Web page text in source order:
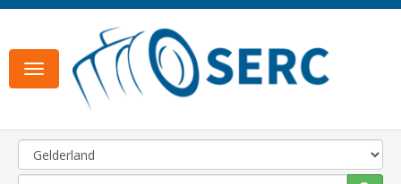
Toggle
navigation